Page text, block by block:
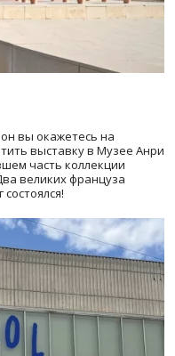
вы окажетесь на
выставку в Музее Анри
часть коллекции
великих француза